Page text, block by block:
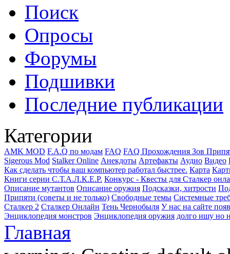
Поиск
Опросы
Форумы
Подшивки
Последние публикации
Категории
AMK MOD F.A.Q по модам FAQ FAQ Прохождения Зов
Sigerous Mod Stalker Online Анекдоты Артефакты Аудио Видео
Как сделать чтобы ваш компьютер работал быстрее. Карта
Книги серии С.Т.А.Л.К.Е.Р. Конкурс - Квесты для Сталкер
Описание мутантов Описание оружия Подсказки, хитрости
Припяти (советы и не только) Свободные темы Системные
Сталкер 2 Сталкер Онлайн Тень Чернобыля У нас на сайте
Энциклопедия монстров Энциклопедия оружия долго ишу но
Главная